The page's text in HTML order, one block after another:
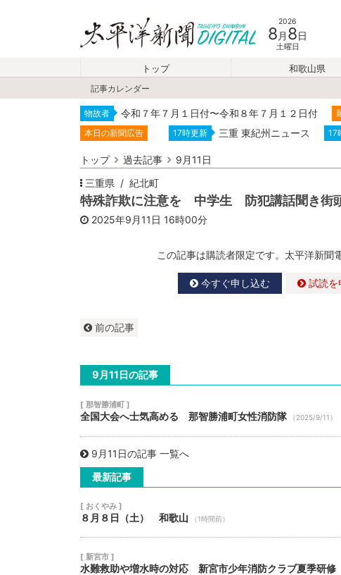
2026
8 月 8日
土曜日
トップ 和歌山県
記事カレンダー
物故者 令和７年７月１日付〜令和８年７月１２日付
本日の新聞広告 17時更新 三重 東紀州ニュース 17
トップ 過去記事
9月11日
三重県
紀北町
特殊詐欺に注意を 中学生 防犯講話聞き街
2025年9月11日 16時00分
この記事は購読者限定です。太平洋新聞
今すぐ申し込む 試読を
前の記事
9月11日の記事
[ 那智勝浦町 ]
全国大会へ士気高める 那智勝浦町女性消防隊 （2025/9/11）
9月11日の記事 一覧へ
最新記事
[ おくやみ ]
８月８日（土） 和歌山 （1時間前）
[ 新宮市 ]
水難救助や増水時の対応 新宮市少年消防クラブ夏季研修